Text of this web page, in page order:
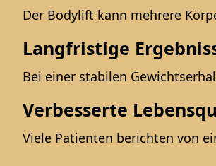
Der Bodylift kann mehrere
Langfristige
Bei einer stabilen
Verbesserte
Viele Patienten berichten von